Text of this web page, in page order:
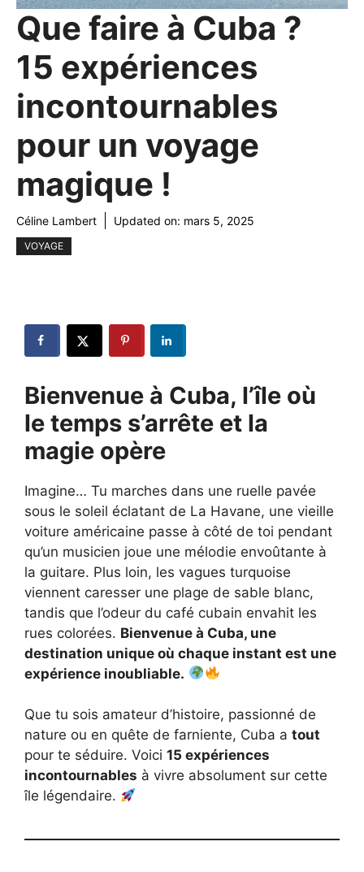
Que faire à Cuba ?
15 expériences
incontournables
pour un voyage
magique !
Céline Lambert Updated on: mars 5, 2025
VOYAGE
Bienvenue à Cuba, l’île où
le temps s’arrête et la
magie opère
Imagine… Tu marches dans une ruelle pavée
sous le soleil éclatant de La Havane, une vieille
voiture américaine passe à côté de toi pendant
qu’un musicien joue une mélodie envoûtante à
la guitare. Plus loin, les vagues turquoise
viennent caresser une plage de sable blanc,
tandis que l’odeur du café cubain envahit les
rues colorées. Bienvenue à Cuba, une
destination unique où chaque instant est une
expérience inoubliable.
Que tu sois amateur d’histoire, passionné de
nature ou en quête de farniente, Cuba a tout
pour te séduire. Voici 15 expériences
incontournables à vivre absolument sur cette
île légendaire.